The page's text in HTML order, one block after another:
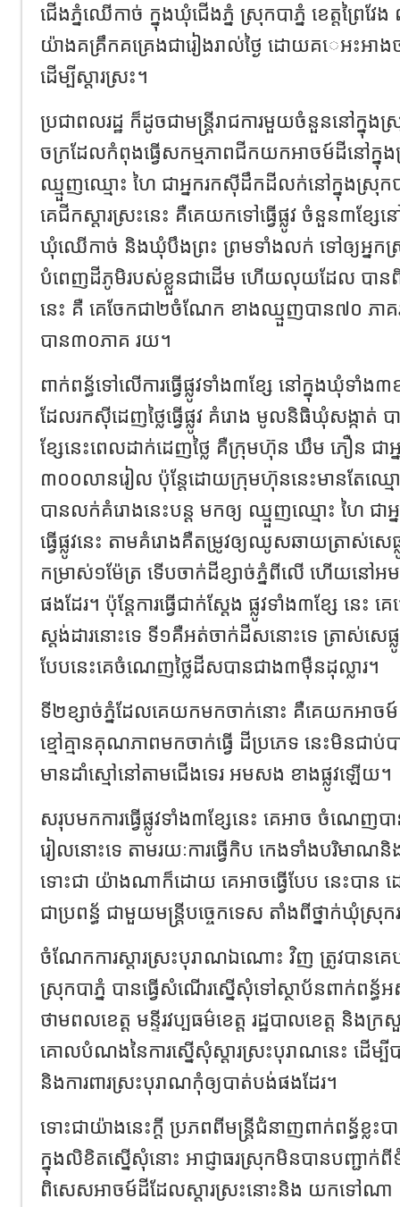
ជើងភ្នំឈើកាច់ ក្នុងឃុំជើងភ្នំ ស្រុកបាភ្នំ ខេត្តព្រ
យ៉ាងគគ្រឹកគគ្រេងជារៀងរាល់ថ្ងៃ ដោយ​គ​េអះអាងថ
ដើម្បីស្តារស្រះ។
ប្រជាពលរដ្ឋ ក៏ដូចជាមន្រ្តីរាជការមួយចំនួននៅក្នុង
ចក្រដែលកំពុងធ្វើសកម្មភាពជីកយកអាចម៍ដីនៅក្នុ
ឈ្មួញឈ្មោះ ហៃ ជាអ្នករកស៊ីដឹកដីលក់នៅក្នុងស្រុក
គេជីកស្តារស្រះនេះ គឺគេយកទៅធ្វើផ្លូវ ចំនួន៣ខ្ស
ឃុំ​ឈើកាច់ និងឃុំបឹងព្រះ ព្រមទាំងលក់ ទៅឲ្យអ្នកស្
បំពេញដីភូមិរបស់ខ្លួនជាដើម ហើយលុយដែល បានពី
នេះ គឺ គេចែកជា​២ចំណែក ខាងឈ្មួញបាន៧០ ភាគ
បាន៣០ភាគ រយ។
ពាក់ពន្ធ័ទៅលើការធ្វើផ្លូវទាំង៣ខ្សែ នៅក្នុងឃុំទាំ
ដែលរកស៊ីដេញថ្លៃធ្វើផ្លូវ គំរោង មូលនិធិឃុំ​សង្កាត់ ប
ខ្សែនេះពេលដាក់ដេញថ្លៃ គឺក្រុមហ៊ុន ឃឹម ភឿន ជាអ្
៣០០​លានរៀល ប៉ុន្តែដោយក្រុមហ៊ុននេះមានតែឈ្មោ
បានលក់គំរោងនេះបន្ត មកឲ្យ ឈ្មួញឈ្មោះ ហៃ ជាអ្
ធ្វើផ្លូវ​នេះ តាមគំរោងគឺតម្រូវឲ្យឈូសឆាយត្រាស់សេ
កម្រាស់​១ម៉ែត្រ ទើបចាក់ដីខ្សាច់ភ្នំពីលើ ហើយនៅអម
ផងដែរ។ ប៉ុន្តែការធ្វើ​ជាក់​ស្តែង ផ្លូវទាំង៣ខ្សែ នេះ គ
ស្តង់ដារនោះទេ ទី១គឺអត់​ចាក់ដីសនោះទេ ត្រាស់សេផ្លូ
បែបនេះគេចំណេញថ្លៃដីសបានជាង៣ម៉ឺនដុល្លារ។
ទី២ខ្សាច់ភ្នំដែលគេយកមកចាក់នោះ គឺគេយកអាចម៍
ខ្មៅគ្មានគុណភាពមកចាក់ធ្វើ ដីប្រភេទ នេះមិនជា
មានដាំស្មៅនៅតាមជើងទេរ អមសង ខាងផ្លូវឡើយ។
សរុបមកការធ្វើផ្លូវទាំង៣ខ្សែនេះ គេអាច ចំណេ
រៀលនោះទេ តាមរយៈការធ្វើកិប កេងទាំងបរិមា
ទោះជា យ៉ាងណាក៏ដោយ គេអាចធ្វើបែប នេះបាន ដោ
ជាប្រពន្ធ័ ជាមួយមន្រ្តីបច្ចេកទេស តាំងពីថ្នាក់ឃុំស្រុ
ចំណែកការស្តារស្រះបុរាណឯណោះ វិញ ត្រូវបានគេបង្
ស្រុកបាភ្នំ បានធ្វើសំណើរស្នើសុំទៅស្ថាប័នពាក់ពន្ធ័
ថាមពលខេត្ត មន្ទីរវប្បធម៌ខេត្ត រដ្ឋបាល​ខេត្ត និង
គោល​បំណងនៃការស្នើសុំស្តារស្រះបុរាណនេះ ដើម្បី
និងការពារស្រះបុរាណកុំឲ្យបាត់បង់ផងដែរ។
ទោះជាយ៉ាងនេះក្តី ប្រភពពីមន្រ្តីជំនាញពាក់ពន្ធ័ខ្លះ
ក្នុងលិខិតស្នើសុំនោះ អាជ្ញាធរស្រុកមិនបានបញ្ជាក់
ពិសេសអាចម៍ដីដែលស្តារស្រះនោះនិង យកទៅណា